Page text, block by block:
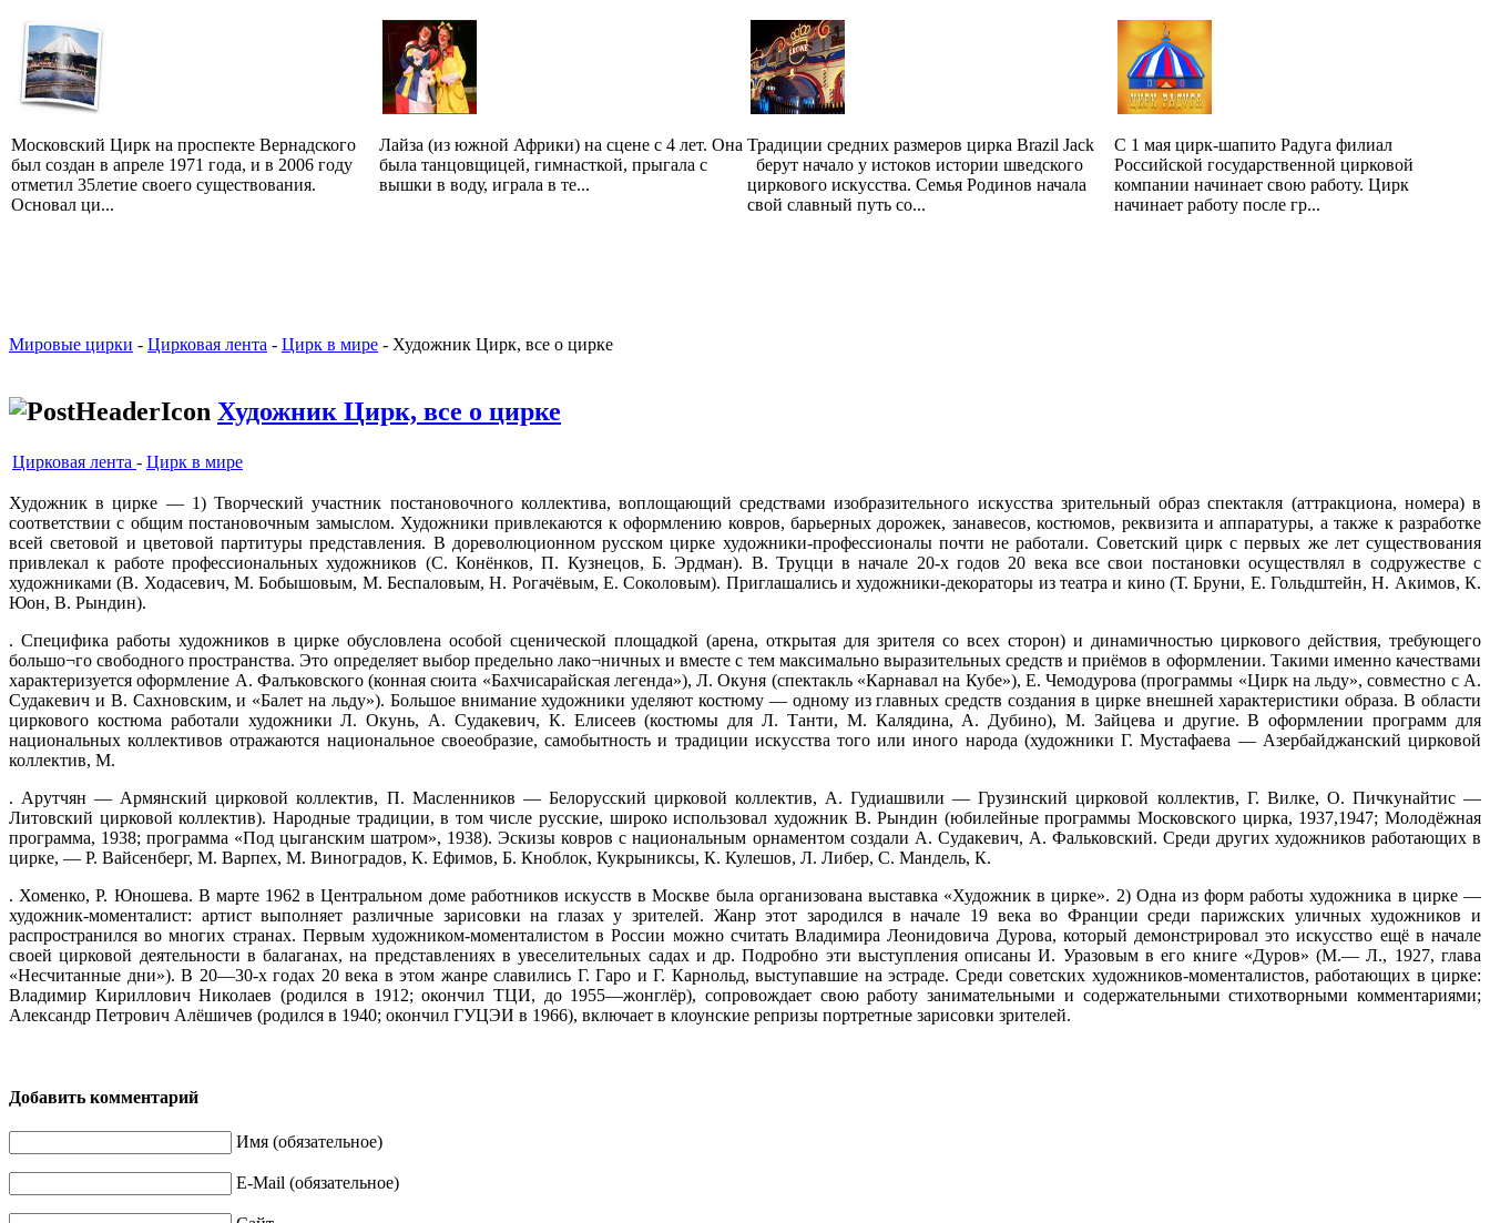
Московский Цирк на проспекте Вернадского
был создан в апреле 1971 года, и в 2006 году
отметил 35летие своего существования.
Основал ци...
Лайза (из южной Африки) на сцене с 4 лет. Она
была танцовщицей, гимнасткой, прыгала с
вышки в воду, играла в те...
Традиции средних размеров цирка Brazil Jack
берут начало у истоков истории шведского
циркового искусства. Семья Родинов начала
свой славный путь со...
С 1 мая цирк-шапито Радуга филиал
Российской государственной цирковой
компании начинает свою работу. Цирк
начинает работу после гр...
Мировые цирки - Цирковая лента - Цирк в мире - Художник Цирк, все о цирке
Художник Цирк, все о цирке
Цирковая лента - Цирк в мире
Художник в цирке — 1) Творческий участник постановочного коллектива, воплощающий средствами изобразительного искусства зрительный образ спектакля (аттракциона, номера) в
соответствии с общим постановочным замыслом. Художники привлекаются к оформлению ковров, барьерных дорожек, занавесов, костюмов, реквизита и аппаратуры, а также к разработке
всей световой и цветовой партитуры представления. В дореволюционном русском цирке художники-профессионалы почти не работали. Советский цирк с первых же лет существования
привлекал к работе профессиональных художников (С. Конёнков, П. Кузнецов, Б. Эрдман). В. Труцци в начале 20-х годов 20 века все свои постановки осуществлял в содружестве с
художниками (В. Ходасевич, М. Бобышовым, М. Беспаловым, Н. Рогачёвым, Е. Соколовым). Приглашались и художники-декораторы из театра и кино (Т. Бруни, Е. Гольдштейн, Н. Акимов, К.
Юон, В. Рындин).
. Специфика работы художников в цирке обусловлена особой сценической площадкой (арена, открытая для зрителя со всех сторон) и динамичностью циркового действия, требующего
большо¬го свободного пространства. Это определяет выбор предельно лако¬ничных и вместе с тем максимально выразительных средств и приёмов в оформлении. Такими именно качествами
характеризуется оформление А. Фалъковского (конная сюита «Бахчисарайская легенда»), Л. Окуня (спектакль «Карнавал на Кубе»), Е. Чемодурова (программы «Цирк на льду», совместно с А.
Судакевич и В. Сахновским, и «Балет на льду»). Большое внимание художники уделяют костюму — одному из главных средств создания в цирке внешней характеристики образа. В области
циркового костюма работали художники Л. Окунь, А. Судакевич, К. Елисеев (костюмы для Л. Танти, М. Калядина, А. Дубино), М. Зайцева и другие. В оформлении программ для
национальных коллективов отражаются национальное своеобразие, самобытность и традиции искусства того или иного народа (художники Г. Мустафаева — Азербайджанский цирковой
коллектив, М.
. Арутчян — Армянский цирковой коллектив, П. Масленников — Белорусский цирковой коллектив, А. Гудиашвили — Грузинский цирковой коллектив, Г. Вилке, О. Пичкунайтис —
Литовский цирковой коллектив). Народные традиции, в том числе русские, широко использовал художник В. Рындин (юбилейные программы Московского цирка, 1937,1947; Молодёжная
программа, 1938; программа «Под цыганским шатром», 1938). Эскизы ковров с национальным орнаментом создали А. Судакевич, А. Фальковский. Среди других художников работающих в
цирке, — Р. Вайсенберг, М. Варпех, М. Виноградов, К. Ефимов, Б. Кноблок, Кукрыниксы, К. Кулешов, Л. Либер, С. Мандель, К.
. Хоменко, Р. Юношева. В марте 1962 в Центральном доме работников искусств в Москве была организована выставка «Художник в цирке». 2) Одна из форм работы художника в цирке —
художник-моменталист: артист выполняет различные зарисовки на глазах у зрителей. Жанр этот зародился в начале 19 века во Франции среди парижских уличных художников и
распространился во многих странах. Первым художником-моменталистом в России можно считать Владимира Леонидовича Дурова, который демонстрировал это искусство ещё в начале
своей цирковой деятельности в балаганах, на представлениях в увеселительных садах и др. Подробно эти выступления описаны И. Уразовым в его книге «Дуров» (М.— Л., 1927, глава
«Несчитанные дни»). В 20—30-х годах 20 века в этом жанре славились Г. Гаро и Г. Карнольд, выступавшие на эстраде. Среди советских художников-моменталистов, работающих в цирке:
Владимир Кириллович Николаев (родился в 1912; окончил ТЦИ, до 1955—жонглёр), сопровождает свою работу занимательными и содержательными стихотворными комментариями;
Александр Петрович Алёшичев (родился в 1940; окончил ГУЦЭИ в 1966), включает в клоунские репризы портретные зарисовки зрителей.
Добавить комментарий
Имя (обязательное)
E-Mail (обязательное)